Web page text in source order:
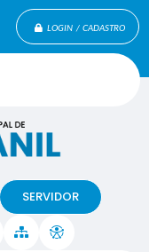
LOGIN / CADASTRO
SERVIDOR